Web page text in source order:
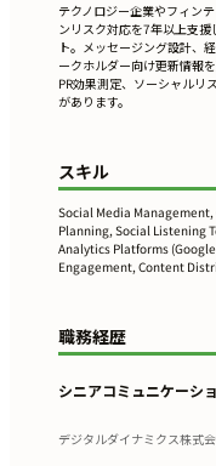
テクノロジー企業やフィン
ンリスク対応を7年以上支
ト。メッセージング設計、
ークホルダー向け更新情報
PR効果測定、ソーシャルリ
があります。
スキル
Social Media
Planning, Social Listening
Analytics Platforms
Engagement, Content
職務経歴
シニアコミュニケーシ
デジタルダイナミクス株式